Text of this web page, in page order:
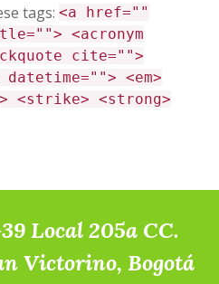
tags: <a href=""
<acronym
cite="">
<em>
<strike> <strong>
Local 205a CC.
Victorino, Bogotá